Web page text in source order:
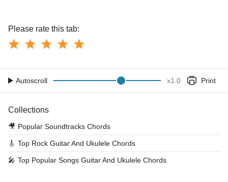
Please rate this tab:
Autoscroll x1.0 Print
Collections
🎥 Popular Soundtracks Chords
🎸 Top Rock Guitar And Ukulele Chords
🎤 Top Popular Songs Guitar And Ukulele Chords